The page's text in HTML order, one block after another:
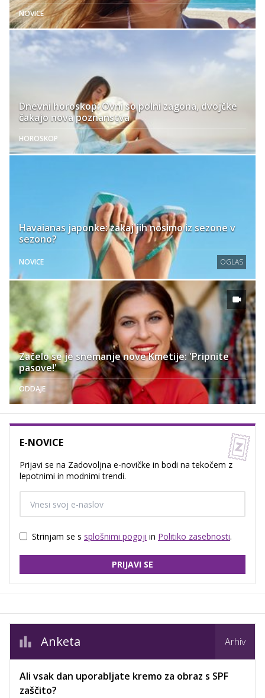
NOVICE
Dnevni horoskop: Ovni so polni zagona, dvojčke
čakajo nova poznanstva
HOROSKOP
Havaianas japonke: zakaj jih nosimo iz sezone v
sezono?
NOVICE OGLAS
Začelo se je snemanje nove Kmetije: 'Pripnite
pasove!'
ODDAJE
E-NOVICE
Prijavi se na Zadovoljna e-novičke in bodi na tekočem z
lepotnimi in modnimi trendi.
Strinjam se s splošnimi pogoji in Politiko zasebnosti.
PRIJAVI SE
Anketa Arhiv
Ali vsak dan uporabljate kremo za obraz s SPF
zaščito?